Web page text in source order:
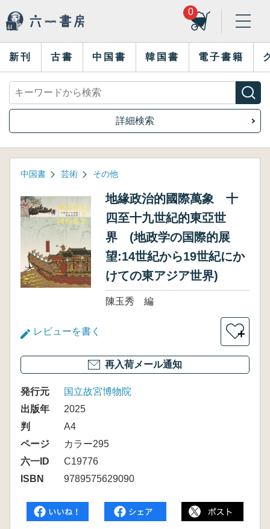
0
新刊 古書 中国書 韓国書 電子書籍
詳細検索
中国書 芸術 その他
地緣政治的國際萬象 十
四至十九世紀的東亞世
界 (地政学の国際的展
望:14世紀から19世紀にか
けての東アジア世界)
陳玉秀 編
レビューを書く ＋
再入荷メール通知
発行元
国立故宮博物院
出版年
2025
判
A4
ページ
カラー295
六一ID
C19776
ISBN
9789575629090